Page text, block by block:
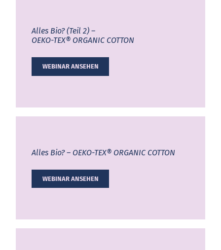
中国 Downloads
Newsletter
Alles Bio? (Teil 2) –
OEKO-TEX® ORGANIC COTTON
WEBINAR ANSEHEN
Alles Bio? – OEKO-TEX® ORGANIC COTTON
WEBINAR ANSEHEN